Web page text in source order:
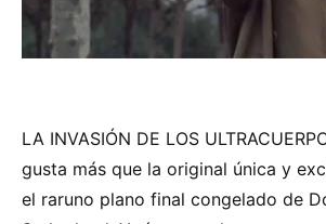
LA INVASIÓN DE LOS
gusta más que la original única y
el raruno plano final congelado de